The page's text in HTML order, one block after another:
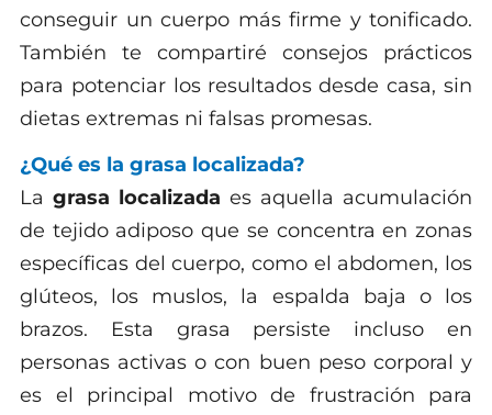
conseguir un cuerpo más firme y tonificado.
También te compartiré consejos prácticos
para potenciar los resultados desde casa, sin
dietas extremas ni falsas promesas.
¿Qué es la grasa localizada?
La grasa localizada es aquella acumulación
de tejido adiposo que se concentra en zonas
específicas del cuerpo, como el abdomen, los
glúteos, los muslos, la espalda baja o los
brazos. Esta grasa persiste incluso en
personas activas o con buen peso corporal y
es el principal motivo de frustración para